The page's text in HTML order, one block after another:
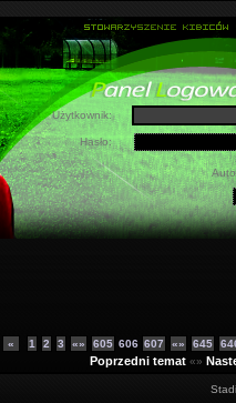
Użytkownik:
Hasło:
« 1 2 3 «» 605 606 607 «» 645
Poprzedni temat «»